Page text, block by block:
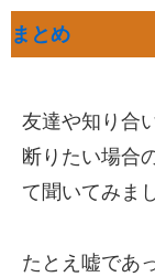
まとめ
友達や知り合
断りたい場合
て聞いてみま
たとえ嘘であ